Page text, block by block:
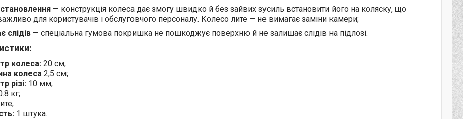
— конструкція колеса дає змогу швидко й без зайвих зусиль встановити його на коляску, що
для користувачів і обслуговчого персоналу. Колесо лите — не вимагає заміни камери;
слідів — спеціальна гумова покришка не пошкоджує поверхню й не залишає слідів на підлозі.
колеса: 20 см;
колеса 2,5 см;
різі: 10 мм;
кг;
1 штука.